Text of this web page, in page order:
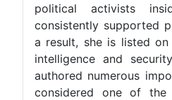
political
consistently
a result, she is
intelligence and
authored
considered one